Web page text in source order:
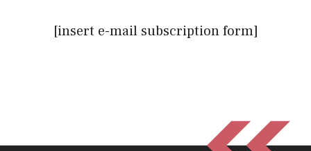
[insert e-mail subscription form]